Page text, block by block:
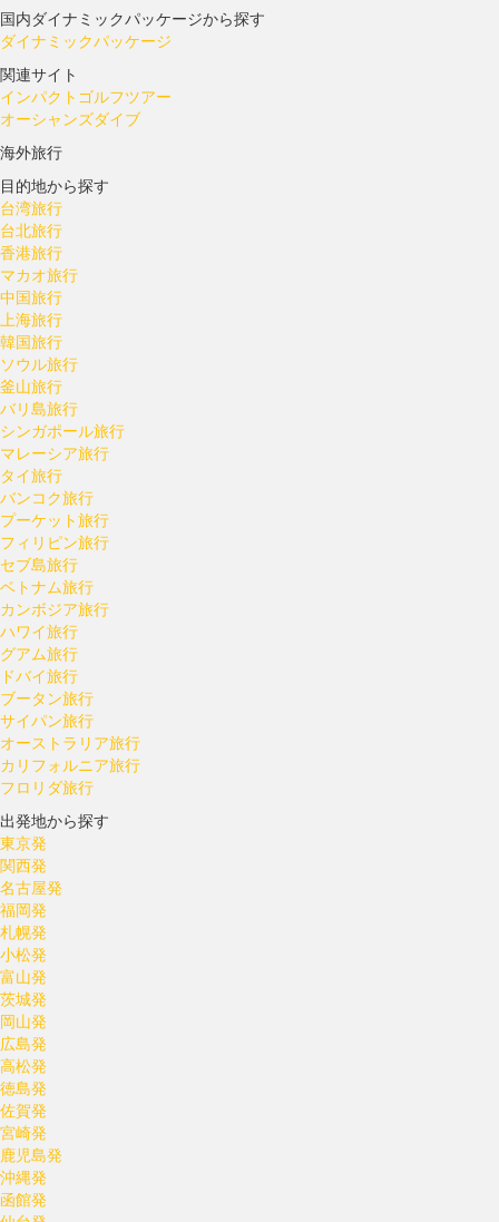
国内ダイナミックパッケージから探す
ダイナミックパッケージ
関連サイト
インパクトゴルフツアー
オーシャンズダイブ
海外旅行
目的地から探す
台湾旅行
台北旅行
香港旅行
マカオ旅行
中国旅行
上海旅行
韓国旅行
ソウル旅行
釜山旅行
バリ島旅行
シンガポール旅行
マレーシア旅行
タイ旅行
バンコク旅行
プーケット旅行
フィリピン旅行
セブ島旅行
ベトナム旅行
カンボジア旅行
ハワイ旅行
グアム旅行
ドバイ旅行
ブータン旅行
サイパン旅行
オーストラリア旅行
カリフォルニア旅行
フロリダ旅行
出発地から探す
東京発
関西発
名古屋発
福岡発
札幌発
小松発
富山発
茨城発
岡山発
広島発
高松発
徳島発
佐賀発
宮崎発
鹿児島発
沖縄発
函館発